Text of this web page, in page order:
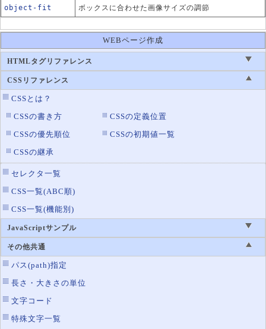
object-fit ボックスに合わせた画像サイズの調節
WEBページ作成
HTMLタグリファレンス
CSSリファレンス
CSSとは？
CSSの書き方
CSSの定義位置
CSSの優先順位
CSSの初期値一覧
CSSの継承
セレクタ一覧
CSS一覧(ABC順)
CSS一覧(機能別)
JavaScriptサンプル
その他共通
パス(path)指定
長さ・大きさの単位
文字コード
特殊文字一覧